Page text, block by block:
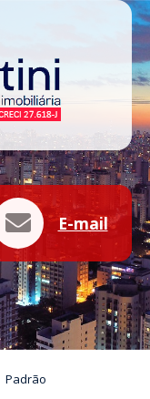
WhatsApp
E-mail
Padrão